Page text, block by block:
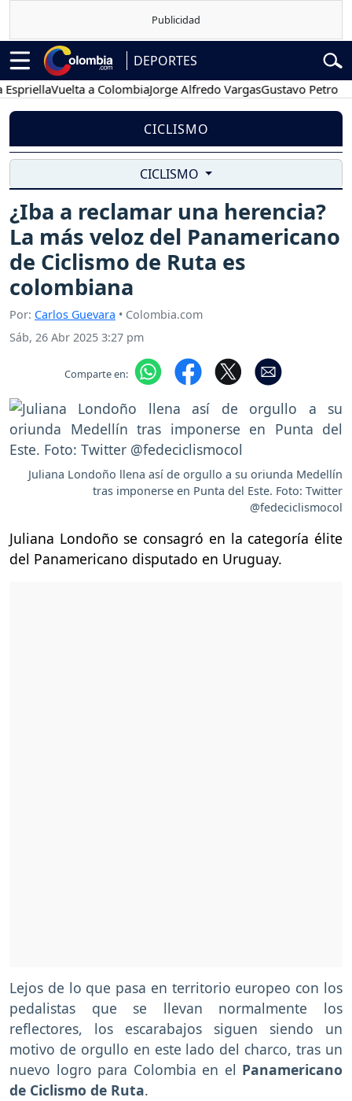
DEPORTES
Vuelta a ColombiaJorge Alfredo VargasGustavo Petro
CICLISMO
CICLISMO
¿Iba a reclamar una herencia?
La más veloz del Panamericano
de Ciclismo de Ruta es
colombiana
Por: Carlos Guevara • Colombia.com
Sáb, 26 Abr 2025 3:27 pm
Comparte en:
Juliana Londoño llena así de orgullo a su oriunda Medellín
tras imponerse en Punta del Este. Foto: Twitter
@fedeciclismocol
Juliana Londoño se consagró en la categoría élite
del Panamericano disputado en Uruguay.
Lejos de lo que pasa en territorio europeo con los
pedalistas que se llevan normalmente los
reflectores, los escarabajos siguen siendo un
motivo de orgullo en este lado del charco, tras un
nuevo logro para Colombia en el Panamericano
de Ciclismo de Ruta.